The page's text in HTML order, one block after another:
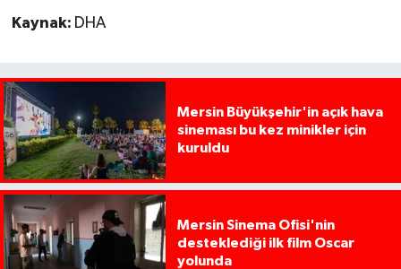
Kaynak: DHA
Mersin Büyükşehir'in açık hava
sineması bu kez minikler için
kuruldu
Mersin Sinema Ofisi'nin
desteklediği ilk film Oscar
yolunda